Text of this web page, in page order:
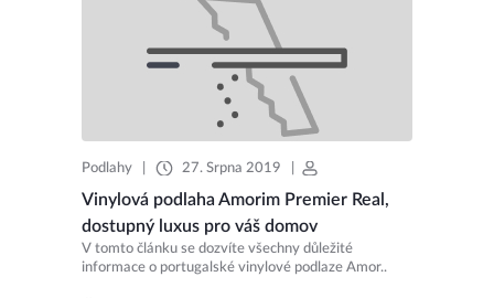
Podlahy 27. Srpna 2019
Vinylová podlaha Amorim Premier Real,
dostupný luxus pro váš domov
V tomto článku se dozvíte všechny důležité
informace o portugalské vinylové podlaze Amor..